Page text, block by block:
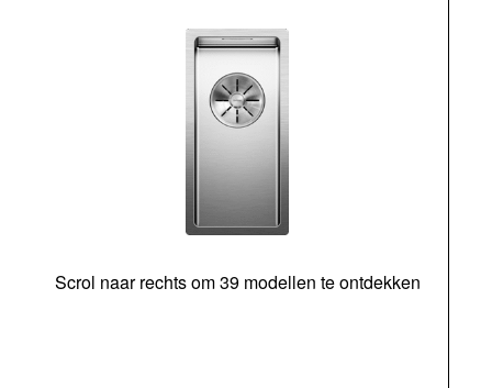
Scrol naar rechts om 39 modellen te ontdekken